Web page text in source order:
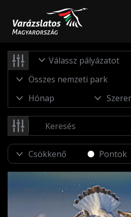
Válassz pályázatot
Pontok